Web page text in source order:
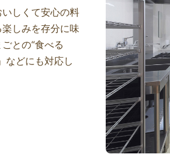
しくて安心の料
しみを存分に味
との“食べる
などにも対応し